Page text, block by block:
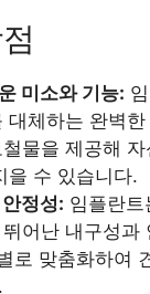
미소와 기능:
대체하는 완벽
물을 제공해
을 수 있습니다.
정성: 임플란
어난 내구성과
로 맞춤화하여